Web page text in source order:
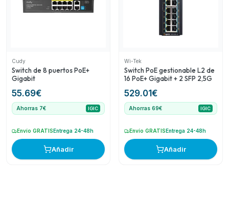
Cudy
Switch de 8 puertos PoE+
Gigabit
55.69€
Ahorras 7€ IGIC
Envío GRATIS Entrega 24-48h
Añadir
Wi-Tek
Switch PoE gestionable L2 de
16 PoE+ Gigabit + 2 SFP 2,5G
529.01€
Ahorras 69€ IGIC
Envío GRATIS Entrega 24-48h
Añadir